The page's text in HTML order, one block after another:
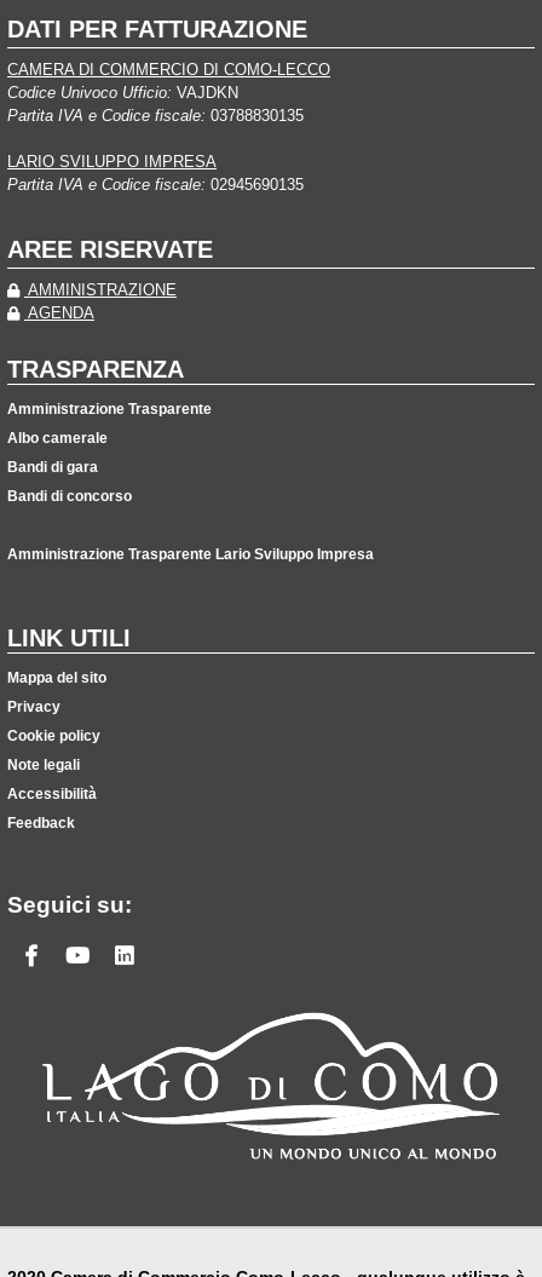
DATI PER FATTURAZIONE
CAMERA DI COMMERCIO DI COMO-LECCO
Codice Univoco Ufficio: VAJDKN
Partita IVA e Codice fiscale: 03788830135
LARIO SVILUPPO IMPRESA
Partita IVA e Codice fiscale: 02945690135
AREE RISERVATE
AMMINISTRAZIONE
AGENDA
TRASPARENZA
Amministrazione Trasparente
Albo camerale
Bandi di gara
Bandi di concorso
Amministrazione Trasparente Lario Sviluppo Impresa
LINK UTILI
Mappa del sito
Privacy
Cookie policy
Note legali
Accessibilità
Feedback
Seguici su:
Facebook
Youtube